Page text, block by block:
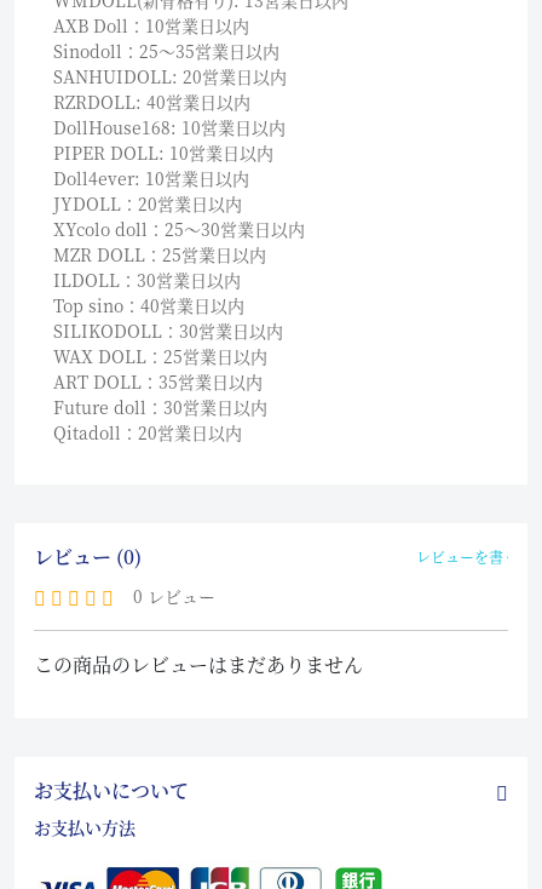
AXB Doll：10営業日以内
Sinodoll：25〜35営業日以内
SANHUIDOLL: 20営業日以内
RZRDOLL: 40営業日以内
DollHouse168: 10営業日以内
PIPER DOLL: 10営業日以内
Doll4ever: 10営業日以内
JYDOLL：20営業日以内
XYcolo doll：25〜30営業日以内
MZR DOLL：25営業日以内
ILDOLL：30営業日以内
Top sino：40営業日以内
SILIKODOLL：30営業日以内
WAX DOLL：25営業日以内
ART DOLL：35営業日以内
Future doll：30営業日以内
Qitadoll：20営業日以内
レビュー (0) レビューを書く
0 レビュー
この商品のレビューはまだありません
お支払いについて
お支払い方法